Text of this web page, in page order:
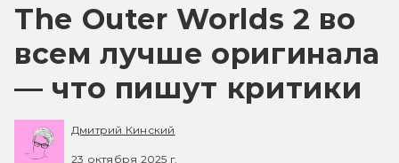
The Outer Worlds 2 во
всем лучше оригинала
— что пишут критики
Дмитрий Кинский
23 октября 2025 г.